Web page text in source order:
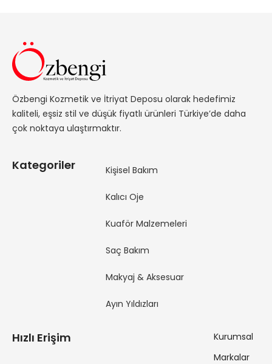
Özbengi Kozmetik ve İtriyat Deposu olarak hedefimiz
kaliteli, eşsiz stil ve düşük fiyatlı ürünleri Türkiye’de daha
çok noktaya ulaştırmaktır.
Kategoriler Kişisel Bakım
Kalıcı Oje
Kuaför Malzemeleri
Saç Bakım
Makyaj & Aksesuar
Ayın Yıldızları
Hızlı Erişim
Kurumsal
Markalar